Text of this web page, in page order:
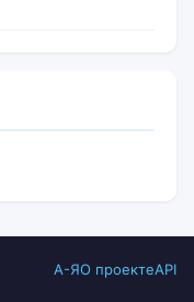
А-ЯО проектеAPI